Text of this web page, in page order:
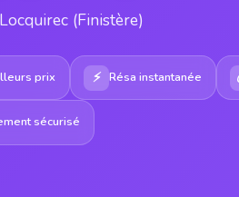
(Finistère)
prix ⚡ Résa instantanée
sécurisé